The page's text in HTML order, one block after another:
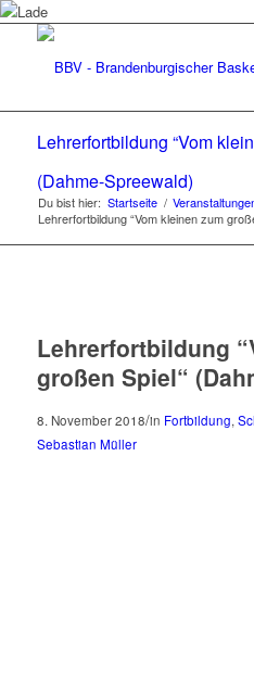
Lehrerfortbildung “Vom
(Dahme-Spreewald)
Du bist hier: Startseite /
Lehrerfortbildung “Vom kleinen zum
Lehrerfortbildung
großen Spiel“
8. November 2018/in Fortbildung,
Sebastian Müller